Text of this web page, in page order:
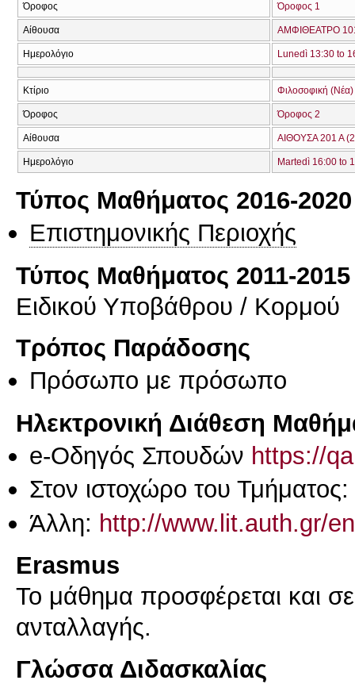
Όροφος Όροφος 1
Αίθουσα ΑΜΦΙΘΕΑΤΡΟ
Ημερολόγιο Lunedì 13:30 to
Κτίριο Φιλοσοφική (Νέα)
Όροφος Όροφος 2
Αίθουσα ΑΙΘΟΥΣΑ 201 Α
Ημερολόγιο Martedì 16:00 to
Τύπος Μαθήματος 2016-2020
Επιστημονικής Περιοχής
Τύπος Μαθήματος 2011-2015
Ειδικού Υποβάθρου / Κορμού
Τρόπος Παράδοσης
Πρόσωπο με πρόσωπο
Ηλεκτρονική Διάθεση
e-Οδηγός Σπουδών https://
Στον ιστοχώρο του Τμήματος:
Άλλη: http://www.lit.auth.gr/
Erasmus
Το μάθημα προσφέρεται και
ανταλλαγής.
Γλώσσα Διδασκαλίας